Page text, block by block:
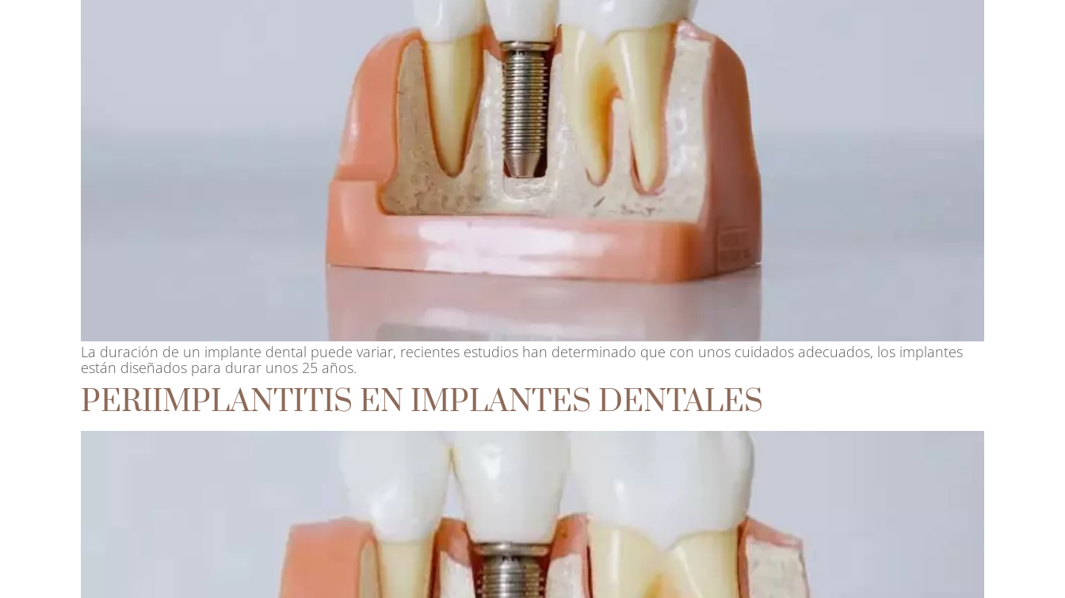
La duración de un implante dental puede variar, recientes estudios han determinado que con unos cuidados adecuados, los implantes
están diseñados para durar unos 25 años.
PERIIMPLANTITIS EN IMPLANTES DENTALES